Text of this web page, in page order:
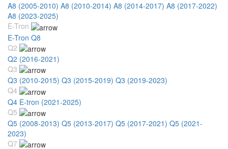
A8 (2005-2010) A8 (2010-2014) A8 (2014-2017) A8 (2017-2022)
A8 (2023-2025)
E-Tron
E-Tron Q8
Q2
Q2 (2016-2021)
Q3
Q3 (2010-2015) Q3 (2015-2019) Q3 (2019-2023)
Q4
Q4 E-tron (2021-2025)
Q5
Q5 (2008-2013) Q5 (2013-2017) Q5 (2017-2021) Q5 (2021-
2023)
Q7